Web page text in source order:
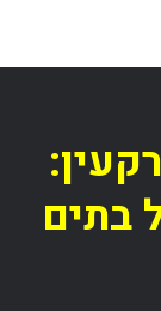
בתים